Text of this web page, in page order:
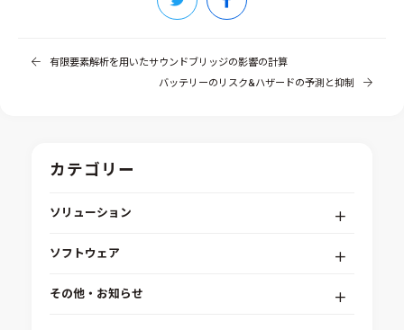
有限要素解析を用いたサウンドブリッジの影響の計算
バッテリーのリスク&ハザードの予測と抑制
カテゴリー
ソリューション
組込みソフトウェア開発プラットフォーム
ソフトウェア
その他・お知らせ